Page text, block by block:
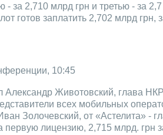
- за 2,710 млрд грн и третью - за
готов заплатить 2,702 млрд грн,
10:45
Александр Животовский, глава
всех мобильных
Золочевский, от «Астелита» -
первую лицензию, 2,715 млрд. грн